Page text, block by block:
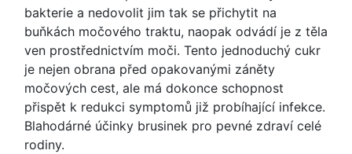
bakterie a nedovolit jim tak se přichytit na
buňkách močového traktu, naopak odvádí je z těla
ven prostřednictvím moči. Tento jednoduchý cukr
je nejen obrana před opakovanými záněty
močových cest, ale má dokonce schopnost
přispět k redukci symptomů již probíhající infekce.
Blahodárné účinky brusinek pro pevné zdraví celé
rodiny.